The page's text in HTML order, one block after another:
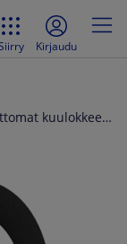
Kirjaudu
Jabra Evolve3 75 Link390A UC Stereo -langattomat kuulokkeet